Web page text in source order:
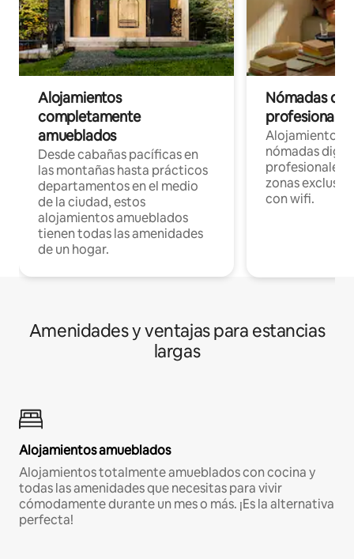
Alojamientos
completamente
amueblados
Desde cabañas pacíficas en
las montañas hasta prácticos
departamentos en el medio
de la ciudad, estos
alojamientos amueblados
tienen todas las amenidades
de un hogar.
Nómadas
Alojamientos
nómadas
profesionales
zonas
con wifi.
Amenidades y ventajas para estancias
largas
Alojamientos amueblados
Alojamientos totalmente amueblados con cocina y
todas las amenidades que necesitas para vivir
cómodamente durante un mes o más. ¡Es la alternativa
perfecta!